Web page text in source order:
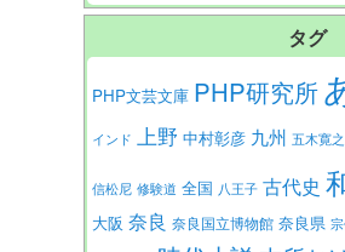
タグ
PHP文芸文庫 PHP研究所
インド 上野 中村彰彦 九州 五木寛之
信松尼 修験道 全国 八王子 古代史
大阪 奈良 奈良国立博物館 奈良県